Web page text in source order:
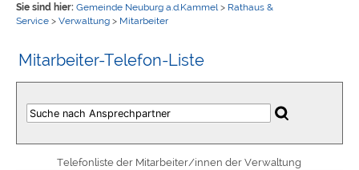
Sie sind hier: Gemeinde Neuburg a.d.Kammel > Rathaus &
Service> Verwaltung> Mitarbeiter
Mitarbeiter-Telefon-Liste
Telefonliste der Mitarbeiter/innen der Verwaltung